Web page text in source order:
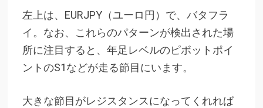
左上は、EURJPY（ユーロ円）で、バタフラ
イ。なお、これらのパターンが検出された場
所に注目すると、年足レベルのピボットポイ
ントのS1などが走る節目にいます。
大きな節目がレジスタンスになってくれれば